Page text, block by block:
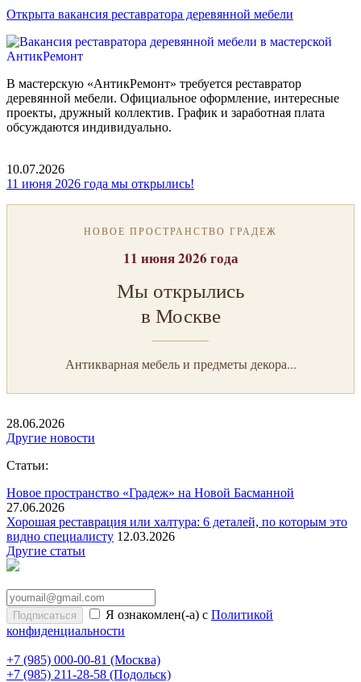
Открыта вакансия реставратора деревянной мебели
В мастерскую «АнтикРемонт» требуется реставратор
деревянной мебели. Официальное оформление, интересные
проекты, дружный коллектив. График и заработная плата
обсуждаются индивидуально.
10.07.2026
11 июня 2026 года мы открылись!
НОВОЕ ПРОСТРАНСТВО ГРАДЕЖ
11 июня 2026 года
Мы открылись
в Москве
Антикварная мебель и предметы декора...
28.06.2026
Другие новости
Статьи:
Новое пространство «Градеж» на Новой Басманной
27.06.2026
Хорошая реставрация или халтура: 6 деталей, по которым это
видно специалисту 12.03.2026
Другие статьи
Я ознакомлен(-а) с Политикой
конфиденциальности
+7 (985) 000-00-81 (Москва)
+7 (985) 211-28-58 (Подольск)